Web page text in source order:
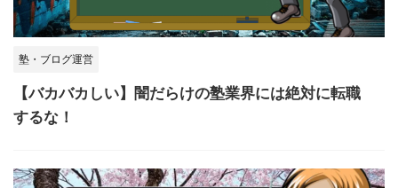
塾・ブログ運営
【バカバカしい】闇だらけの塾業界には絶対に転職
するな！